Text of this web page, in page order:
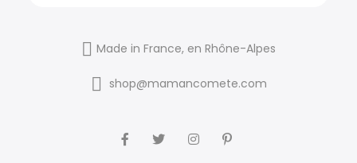
Made in France, en Rhône-Alpes
shop@mamancomete.com